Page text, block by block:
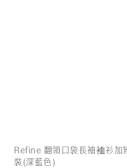
Refine 翻領口袋長袖裇衫加
裝(深藍色)